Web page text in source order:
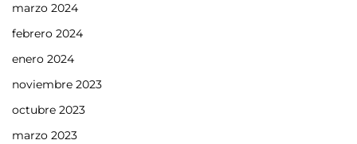
marzo 2024
febrero 2024
enero 2024
noviembre 2023
octubre 2023
marzo 2023